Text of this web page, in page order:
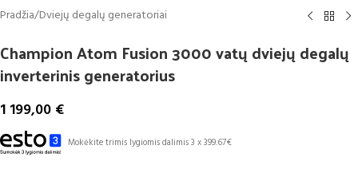
Pradžia/Dviejų degalų generatoriai
Champion Atom Fusion 3000 vatų dviejų degalų
inverterinis generatorius
1 199,00 €
Mokėkite trimis lygiomis dalimis 3 x 399.67€